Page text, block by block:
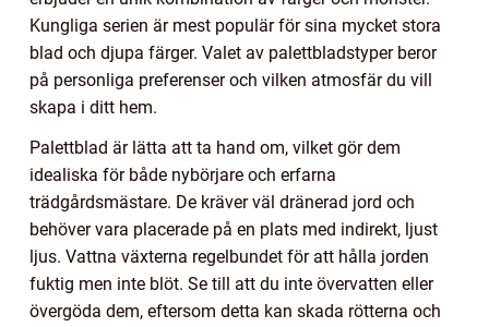
Kungliga serien är mest populär för sina mycket stora
blad och djupa färger. Valet av palettbladstyper beror
på personliga preferenser och vilken atmosfär du vill
skapa i ditt hem.
Palettblad är lätta att ta hand om, vilket gör dem
idealiska för både nybörjare och erfarna
trädgårdsmästare. De kräver väl dränerad jord och
behöver vara placerade på en plats med indirekt, ljust
ljus. Vattna växterna regelbundet för att hålla jorden
fuktig men inte blöt. Se till att du inte övervatten eller
övergöda dem, eftersom detta kan skada rötterna och